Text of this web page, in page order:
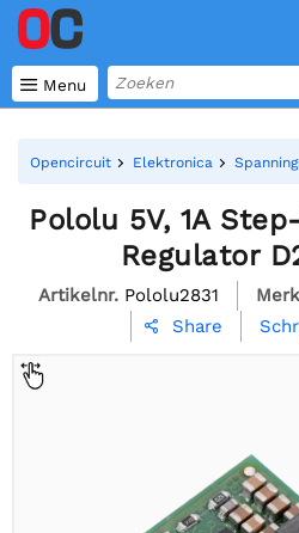
 Menu
Opencircuit Elektronica
Pololu 5V, 1A
Regulator
Artikelnr. Pololu2831 Merk
 Share